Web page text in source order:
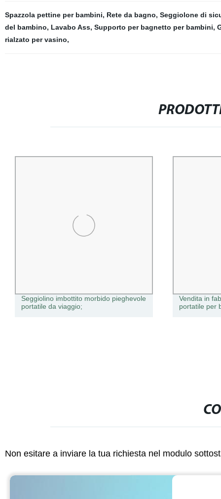
Spazzola pettine per bambini, Rete da bagno, Seggiolone di
del bambino, Lavabo Ass, Supporto per bagnetto per bambini,
rialzato per vasino,
Seggiolino imbottito morbido pieghevole
portatile da viaggio;
Vendita in
portatile per
Non esitare a inviare la tua richiesta nel modulo